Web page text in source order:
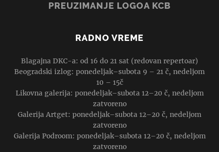
PREUZIMANJE LOGOA KCB
RADNO VREME
Blagajna DKC-a: od 16 do 21 sat (redovan repertoar)
Beogradski izlog: ponedeljak–subota 9 – 21 č, nedeljom
10 – 15č
Likovna galerija: ponedeljak–subota 12–20 č, nedeljom
zatvoreno
Galerija Artget: ponedeljak–subota 12–20 č, nedeljom
zatvoreno
Galerija Podroom: ponedeljak–subota 12–20 č, nedeljom
zatvoreno